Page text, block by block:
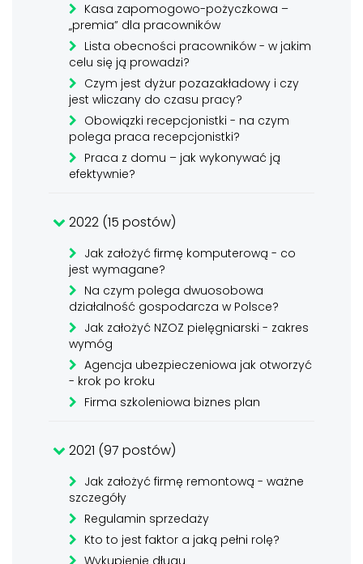
Kasa zapomogowo-pożyczkowa –
„premia” dla pracowników
Lista obecności pracowników - w jakim
celu się ją prowadzi?
Czym jest dyżur pozazakładowy i czy
jest wliczany do czasu pracy?
Obowiązki recepcjonistki - na czym
polega praca recepcjonistki?
Praca z domu – jak wykonywać ją
efektywnie?
2022 (15 postów)
Jak założyć firmę komputerową - co
jest wymagane?
Na czym polega dwuosobowa
działalność gospodarcza w Polsce?
Jak założyć NZOZ pielęgniarski - zakres
wymóg
Agencja ubezpieczeniowa jak otworzyć
- krok po kroku
Firma szkoleniowa biznes plan
2021 (97 postów)
Jak założyć firmę remontową - ważne
szczegóły
Regulamin sprzedaży
Kto to jest faktor a jaką pełni rolę?
Wykupienie długu